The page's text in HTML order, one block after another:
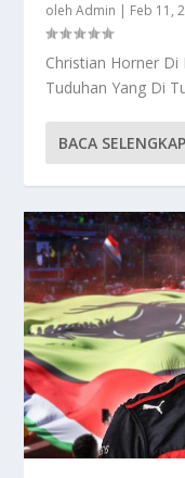
olehAdmin | Feb 11,
Christian Horner Di
Tuduhan Yang Di
BACA